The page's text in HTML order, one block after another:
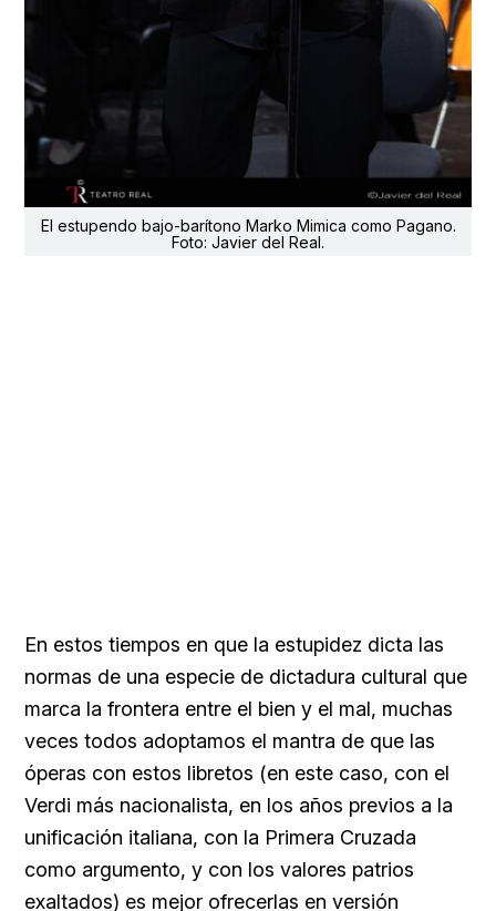
El estupendo bajo-barítono Marko Mimica como Pagano.
Foto: Javier del Real.
En estos tiempos en que la estupidez dicta las
normas de una especie de dictadura cultural que
marca la frontera entre el bien y el mal, muchas
veces todos adoptamos el mantra de que las
óperas con estos libretos (en este caso, con el
Verdi más nacionalista, en los años previos a la
unificación italiana, con la Primera Cruzada
como argumento, y con los valores patrios
exaltados) es mejor ofrecerlas en versión